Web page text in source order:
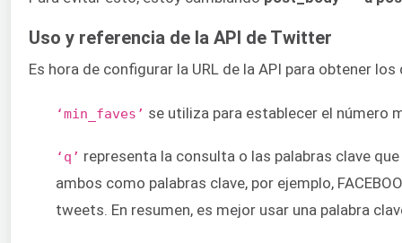
Uso y referencia de la API de Twitter
Es hora de configurar la URL de la API para obtener
‘min_faves’ se utiliza para establecer el número
‘q’ representa la consulta o las palabras clave
ambos como palabras clave, por ejemplo,
tweets. En resumen, es mejor usar una palabra